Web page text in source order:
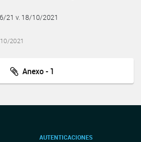
21 v. 18/10/2021
2021
Anexo - 1
AUTENTICACIONES